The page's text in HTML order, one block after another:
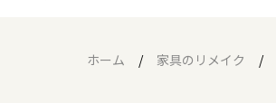
ホーム 家具のリメイク